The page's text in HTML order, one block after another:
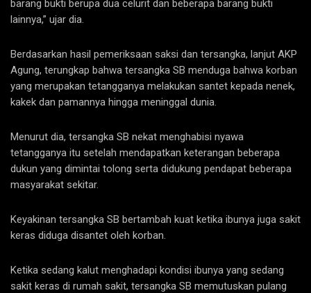
barang bukti berupa dua celurit dan beberapa barang bukti
lainnya,” ujar dia.
Berdasarkan hasil pemeriksaan saksi dan tersangka, lanjut AKP
Agung, terungkap bahwa tersangka SB menduga bahwa korban
yang merupakan tetangganya melakukan santet kepada nenek,
kakek dan pamannya hingga meninggal dunia.
Menurut dia, tersangka SB nekat menghabisi nyawa
tetangganya itu setelah mendapatkan keterangan beberapa
dukun yang dimintai tolong serta didukung pendapat beberapa
masyarakat sekitar.
Keyakinan tersangka SB bertambah kuat ketika ibunya juga sakit
keras diduga disantet oleh korban.
Ketika sedang kalut menghadapi kondisi ibunya yang sedang
sakit keras di rumah sakit, tersangka SB memutuskan pulang